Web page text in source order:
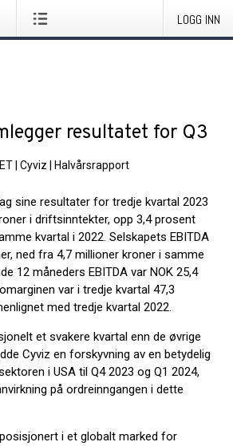
LOGG INN
resultatet for Q3
Cyviz Halvårsrapport
sine resultater for tredje kvartal 2023
i driftsinntekter, opp 3,4 prosent
kvartal i 2022. Selskapets EBITDA
ned fra 4,7 millioner kroner i samme
12 måneders EBITDA var NOK 25,4
var i tredje kvartal 47,3
med tredje kvartal 2022.
et svakere kvartal enn de øvrige
Cyviz en forskyvning av en betydelig
i USA til Q4 2023 og Q1 2024,
på ordreinngangen i dette
i et globalt marked for